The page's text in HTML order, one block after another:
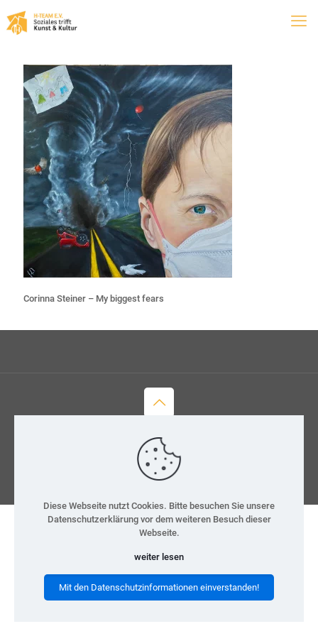
Corinna Steiner – My biggest fears
© 2026 H-Team e.V.
Datenschutz
Diese Webseite nutzt Cookies. Bitte besuchen Sie unsere
Datenschutzerklärung vor dem weiteren Besuch dieser
Webseite.
weiter lesen
Mit den Datenschutzinformationen einverstanden!